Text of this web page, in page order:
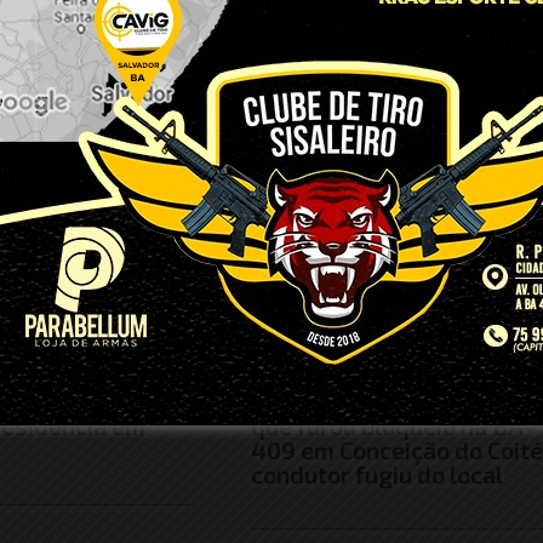
pelo
após ele
em
Funcionário de obra é
atropelado por
que furou bloqueio na BA-